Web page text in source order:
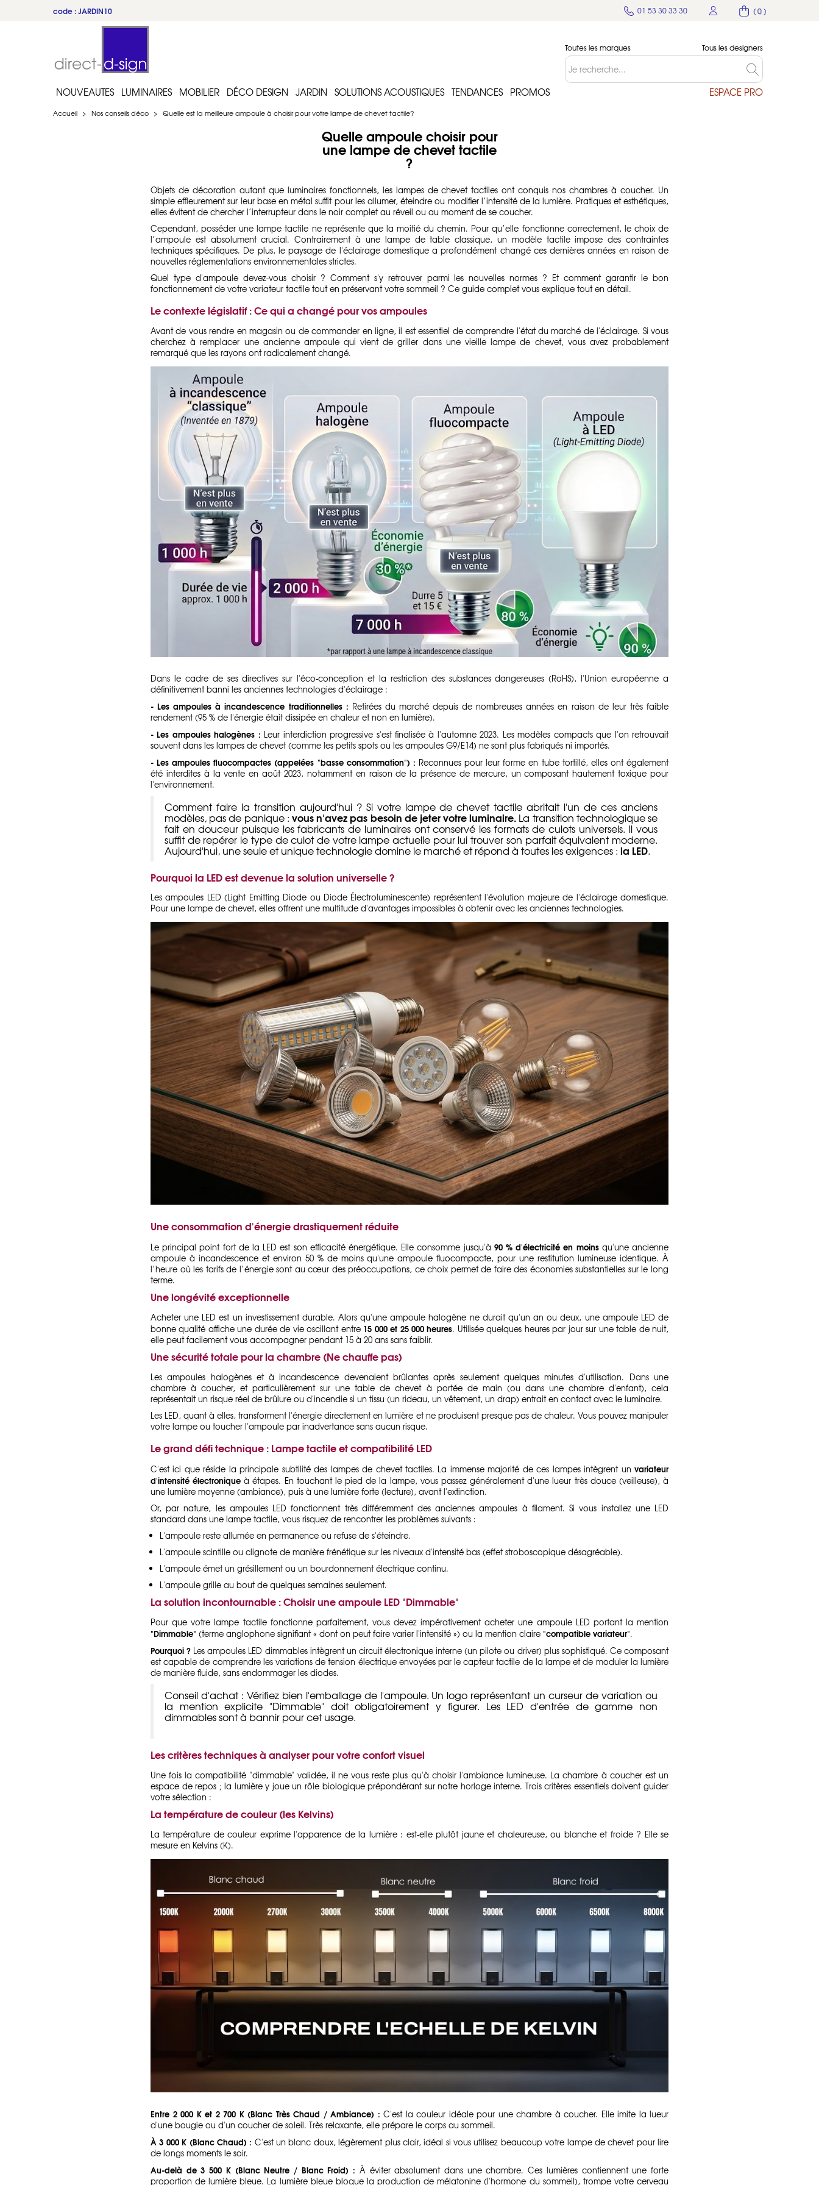
( 0 )
01 53 30 33 30
du 22 au 31 juillet
Toutes les marques Tous les designers
NOUVEAUTES LUMINAIRES MOBILIER DÉCO DESIGN JARDIN SOLUTIONS ACOUSTIQUES TENDANCES PROMOS ESPACE PRO
Accueil > Nos conseils déco > Quelle est la meilleure ampoule à choisir pour votre lampe de chevet tactile?
Quelle ampoule choisir pour
une lampe de chevet tactile
?
Objets de décoration autant que luminaires fonctionnels, les lampes de chevet tactiles ont conquis nos chambres à coucher. Un
simple effleurement sur leur base en métal suffit pour les allumer, éteindre ou modifier l’intensité de la lumière. Pratiques et esthétiques,
elles évitent de chercher l’interrupteur dans le noir complet au réveil ou au moment de se coucher.
Cependant, posséder une lampe tactile ne représente que la moitié du chemin. Pour qu’elle fonctionne correctement, le choix de
l’ampoule est absolument crucial. Contrairement à une lampe de table classique, un modèle tactile impose des contraintes
techniques spécifiques. De plus, le paysage de l'éclairage domestique a profondément changé ces dernières années en raison de
nouvelles réglementations environnementales strictes.
Quel type d'ampoule devez-vous choisir ? Comment s'y retrouver parmi les nouvelles normes ? Et comment garantir le bon
fonctionnement de votre variateur tactile tout en préservant votre sommeil ? Ce guide complet vous explique tout en détail.
Le contexte législatif : Ce qui a changé pour vos ampoules
Avant de vous rendre en magasin ou de commander en ligne, il est essentiel de comprendre l'état du marché de l'éclairage. Si vous
cherchez à remplacer une ancienne ampoule qui vient de griller dans une vieille lampe de chevet, vous avez probablement
remarqué que les rayons ont radicalement changé.
Dans le cadre de ses directives sur l'éco-conception et la restriction des substances dangereuses (RoHS), l'Union européenne a
définitivement banni les anciennes technologies d'éclairage :
- Les ampoules à incandescence traditionnelles : Retirées du marché depuis de nombreuses années en raison de leur très faible
rendement (95 % de l'énergie était dissipée en chaleur et non en lumière).
- Les ampoules halogènes : Leur interdiction progressive s'est finalisée à l'automne 2023. Les modèles compacts que l'on retrouvait
souvent dans les lampes de chevet (comme les petits spots ou les ampoules G9/E14) ne sont plus fabriqués ni importés.
- Les ampoules fluocompactes (appelées "basse consommation") : Reconnues pour leur forme en tube tortillé, elles ont également
été interdites à la vente en août 2023, notamment en raison de la présence de mercure, un composant hautement toxique pour
l'environnement.
Comment faire la transition aujourd'hui ? Si votre lampe de chevet tactile abritait l'un de ces anciens
modèles, pas de panique : vous n'avez pas besoin de jeter votre luminaire. La transition technologique se
fait en douceur puisque les fabricants de luminaires ont conservé les formats de culots universels. Il vous
suffit de repérer le type de culot de votre lampe actuelle pour lui trouver son parfait équivalent moderne.
Aujourd'hui, une seule et unique technologie domine le marché et répond à toutes les exigences : la LED.
Pourquoi la LED est devenue la solution universelle ?
Les ampoules LED (Light Emitting Diode ou Diode Électroluminescente) représentent l'évolution majeure de l'éclairage domestique.
Pour une lampe de chevet, elles offrent une multitude d'avantages impossibles à obtenir avec les anciennes technologies.
Une consommation d'énergie drastiquement réduite
Le principal point fort de la LED est son efficacité énergétique. Elle consomme jusqu'à 90 % d'électricité en moinsqu'une ancienne
ampoule à incandescence et environ 50 % de moins qu'une ampoule fluocompacte, pour une restitution lumineuse identique. À
l’heure où les tarifs de l’énergie sont au cœur des préoccupations, ce choix permet de faire des économies substantielles sur le long
terme.
Une longévité exceptionnelle
Acheter une LED est un investissement durable. Alors qu'une ampoule halogène ne durait qu'un an ou deux, une ampoule LED de
bonne qualité affiche une durée de vie oscillant entre 15 000 et 25 000 heures. Utilisée quelques heures par jour sur une table de nuit,
elle peut facilement vous accompagner pendant 15 à 20 ans sans faiblir.
Une sécurité totale pour la chambre (Ne chauffe pas)
Les ampoules halogènes et à incandescence devenaient brûlantes après seulement quelques minutes d'utilisation. Dans une
chambre à coucher, et particulièrement sur une table de chevet à portée de main (ou dans une chambre d'enfant), cela
représentait un risque réel de brûlure ou d'incendie si un tissu (un rideau, un vêtement, un drap) entrait en contact avec le luminaire.
Les LED, quant à elles, transforment l'énergie directement en lumière et ne produisent presque pas de chaleur. Vous pouvez manipuler
votre lampe ou toucher l'ampoule par inadvertance sans aucun risque.
Le grand défi technique : Lampe tactile et compatibilité LED
C'est ici que réside la principale subtilité des lampes de chevet tactiles. La immense majorité de ces lampes intègrent un variateur
d'intensité électronique à étapes. En touchant le pied de la lampe, vous passez généralement d'une lueur très douce (veilleuse), à
une lumière moyenne (ambiance), puis à une lumière forte (lecture), avant l'extinction.
Or, par nature, les ampoules LED fonctionnent très différemment des anciennes ampoules à filament. Si vous installez une LED
standard dans une lampe tactile, vous risquez de rencontrer les problèmes suivants :
L'ampoule reste allumée en permanence ou refuse de s'éteindre.
L'ampoule scintille ou clignote de manière frénétique sur les niveaux d'intensité bas (effet stroboscopique désagréable).
L'ampoule émet un grésillement ou un bourdonnement électrique continu.
L'ampoule grille au bout de quelques semaines seulement.
La solution incontournable : Choisir une ampoule LED "Dimmable"
Pour que votre lampe tactile fonctionne parfaitement, vous devez impérativement acheter une ampoule LED portant la mention
"Dimmable" (terme anglophone signifiant « dont on peut faire varier l'intensité ») ou la mention claire "compatible variateur".
Pourquoi ? Les ampoules LED dimmables intègrent un circuit électronique interne (un pilote ou driver) plus sophistiqué. Ce composant
est capable de comprendre les variations de tension électrique envoyées par le capteur tactile de la lampe et de moduler la lumière
de manière fluide, sans endommager les diodes.
Conseil d'achat : Vérifiez bien l'emballage de l'ampoule. Un logo représentant un curseur de variation ou
la mention explicite "Dimmable" doit obligatoirement y figurer. Les LED d'entrée de gamme non
dimmables sont à bannir pour cet usage.
Les critères techniques à analyser pour votre confort visuel
Une fois la compatibilité "dimmable" validée, il ne vous reste plus qu'à choisir l'ambiance lumineuse. La chambre à coucher est un
espace de repos ; la lumière y joue un rôle biologique prépondérant sur notre horloge interne. Trois critères essentiels doivent guider
votre sélection :
La température de couleur (les Kelvins)
La température de couleur exprime l'apparence de la lumière : est-elle plutôt jaune et chaleureuse, ou blanche et froide ? Elle se
mesure en Kelvins (K).
Entre 2 000 K et 2 700 K (Blanc Très Chaud / Ambiance) : C'est la couleur idéale pour une chambre à coucher. Elle imite la lueur
d'une bougie ou d'un coucher de soleil. Très relaxante, elle prépare le corps au sommeil.
À 3 000 K (Blanc Chaud) : C'est un blanc doux, légèrement plus clair, idéal si vous utilisez beaucoup votre lampe de chevet pour lire
de longs moments le soir.
Au-delà de 3 500 K (Blanc Neutre / Blanc Froid) : À éviter absolument dans une chambre. Ces lumières contiennent une forte
proportion de lumière bleue. La lumière bleue bloque la production de mélatonine (l'hormone du sommeil), trompe votre cerveau